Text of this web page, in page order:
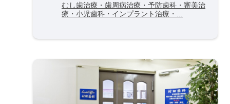
むし歯治療・歯周病治療・予防歯科・審美治
療・小児歯科・インプラント治療・...